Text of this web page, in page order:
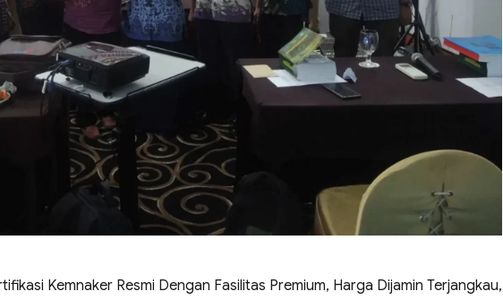
Kemnaker Resmi Dengan Fasilitas Premium, Harga Dijamin Terjangkau,